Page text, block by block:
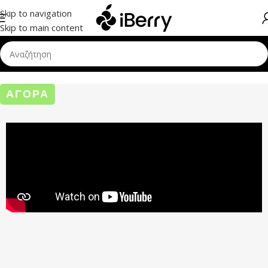
Skip to navigation
Skip to main content
ΑΓΟΡΑ